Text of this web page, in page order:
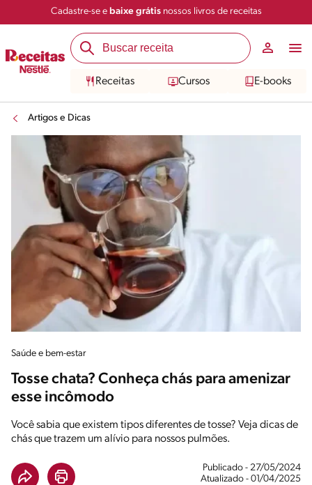
Cadastre-se e baixe grátisnossos livros de receitas
Receitas Cursos E-books
Artigos e Dicas
Saúde e bem-estar
Tosse chata? Conheça chás para amenizar
esse incômodo
Você sabia que existem tipos diferentes de tosse? Veja dicas de
chás que trazem um alívio para nossos pulmões.
Publicado - 27/05/2024
Atualizado - 01/04/2025